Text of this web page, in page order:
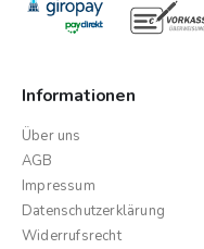
Informationen
Über uns
AGB
Impressum
Datenschutzerklärung
Widerrufsrecht